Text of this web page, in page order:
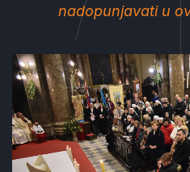
nadopunjavati u